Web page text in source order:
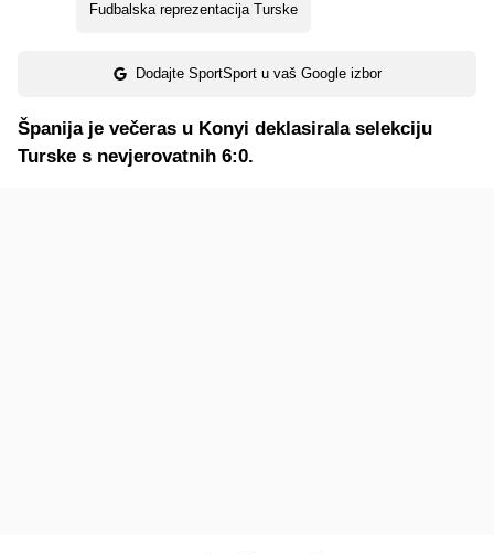
Fudbalska reprezentacija Turske
Dodajte SportSport u vaš Google izbor
Španija je večeras u Konyi deklasirala selekciju
Turske s nevjerovatnih 6:0.